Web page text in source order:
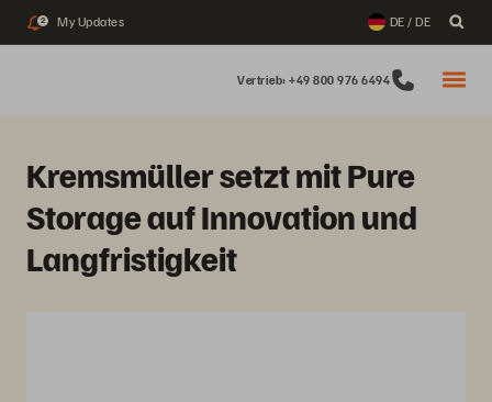
2 My Updates DE / DE
Vertrieb: +49 800 976 6494
Kremsmüller setzt mit Pure
Storage auf Innovation und
Langfristigkeit